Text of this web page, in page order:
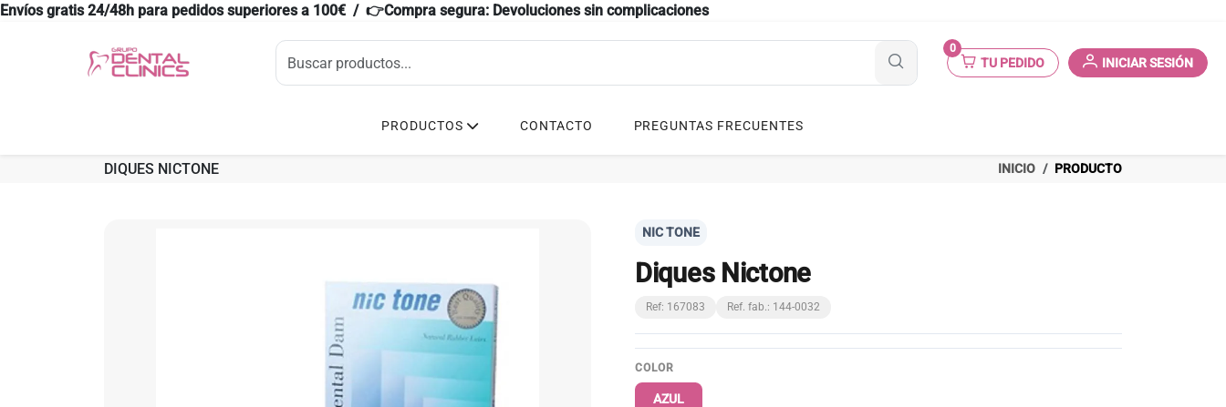
Envíos gratis 24/48h para pedidos superiores a 100€ / 👉Compra segura: Devoluciones sin complicaciones
0
TU PEDIDO INICIAR SESIÓN
PRODUCTOS CONTACTO PREGUNTAS FRECUENTES
DIQUES NICTONE INICIO PRODUCTO
NIC TONE
Diques Nictone
Ref: 167083 Ref. fab.: 144-0032
COLOR
AZUL